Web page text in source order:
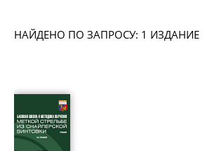
НАЙДЕНО ПО ЗАПРОСУ: 1 ИЗДАНИЕ